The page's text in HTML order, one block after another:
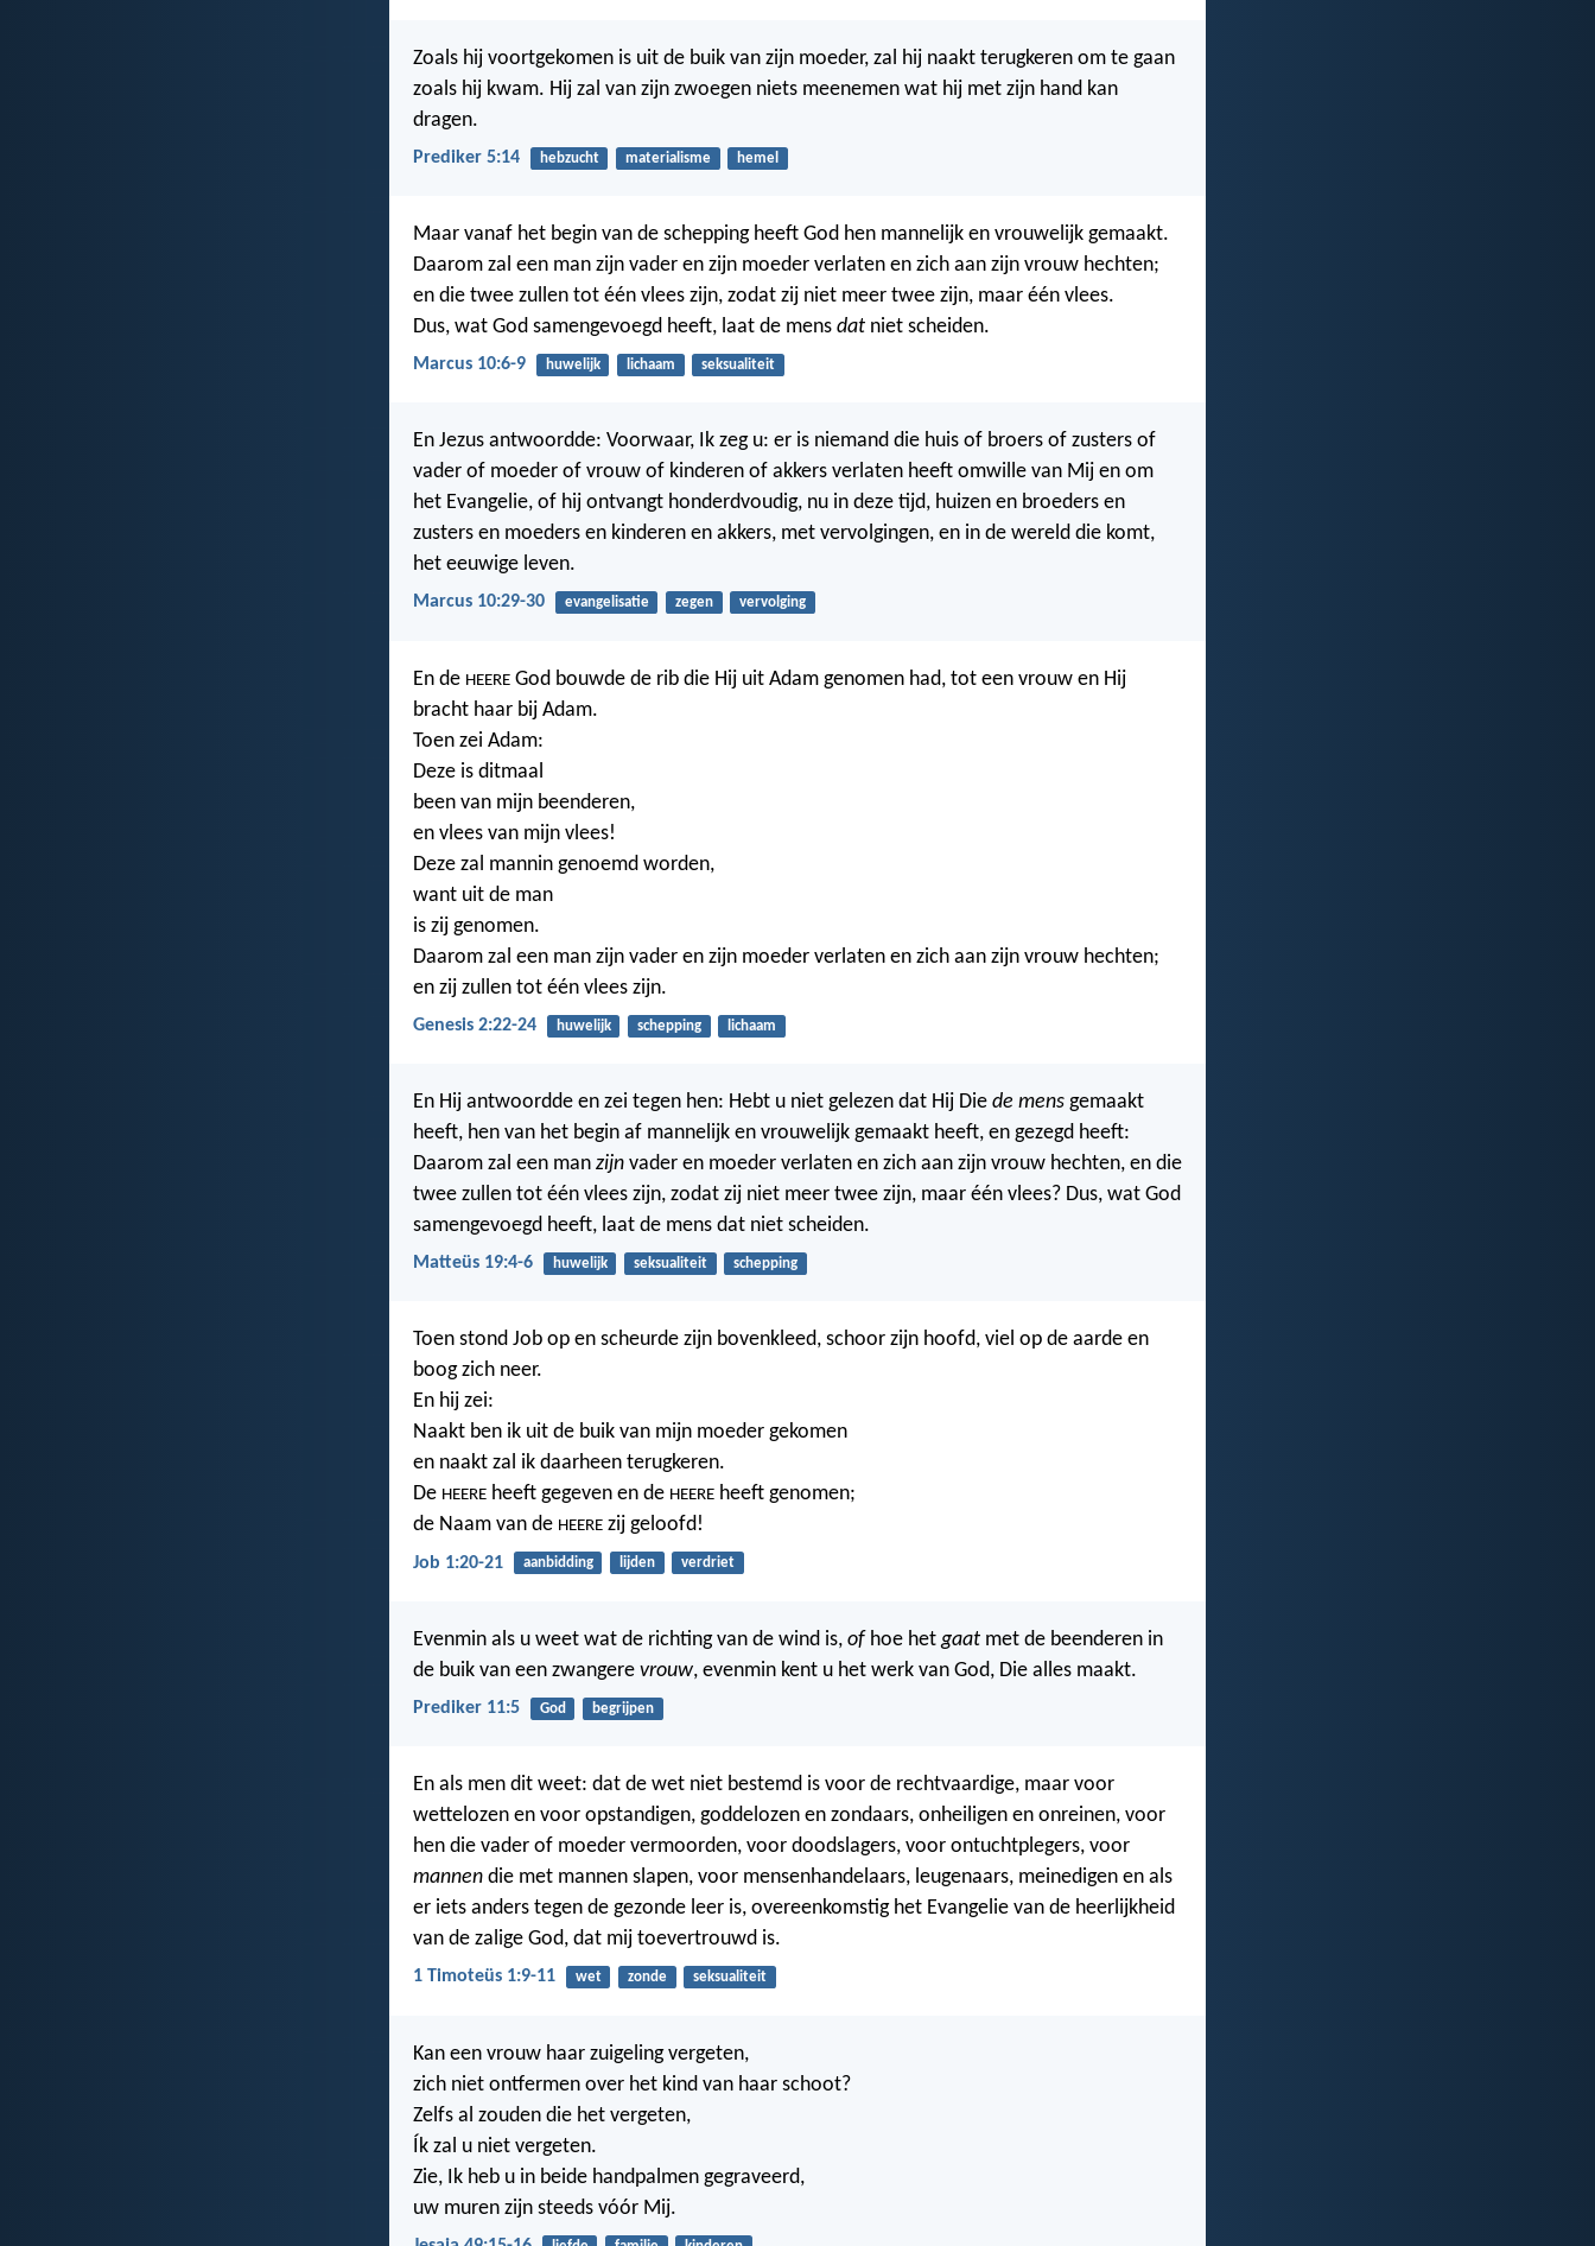
Zoals hij voortgekomen is uit de buik van zijn moeder, zal hij naakt terugkeren om te gaan
zoals hij kwam. Hij zal van zijn zwoegen niets meenemen wat hij met zijn hand kan
dragen.
Prediker 5:14 hebzucht materialisme hemel
Maar vanaf het begin van de schepping heeft God hen mannelijk en vrouwelijk gemaakt.
Daarom zal een man zijn vader en zijn moeder verlaten en zich aan zijn vrouw hechten;
en die twee zullen tot één vlees zijn, zodat zij niet meer twee zijn, maar één vlees.
Dus, wat God samengevoegd heeft, laat de mens dat niet scheiden.
Marcus 10:6-9 huwelijk lichaam seksualiteit
En Jezus antwoordde: Voorwaar, Ik zeg u: er is niemand die huis of broers of zusters of
vader of moeder of vrouw of kinderen of akkers verlaten heeft omwille van Mij en om
het Evangelie, of hij ontvangt honderdvoudig, nu in deze tijd, huizen en broeders en
zusters en moeders en kinderen en akkers, met vervolgingen, en in de wereld die komt,
het eeuwige leven.
Marcus 10:29-30 evangelisatie zegen vervolging
En de HEERE God bouwde de rib die Hij uit Adam genomen had, tot een vrouw en Hij
bracht haar bij Adam.
Toen zei Adam:
Deze is ditmaal
been van mijn beenderen,
en vlees van mijn vlees!
Deze zal mannin genoemd worden,
want uit de man
is zij genomen.
Daarom zal een man zijn vader en zijn moeder verlaten en zich aan zijn vrouw hechten;
en zij zullen tot één vlees zijn.
Genesis 2:22-24 huwelijk schepping lichaam
En Hij antwoordde en zei tegen hen: Hebt u niet gelezen dat Hij Die de mens gemaakt
heeft, hen van het begin af mannelijk en vrouwelijk gemaakt heeft, en gezegd heeft:
Daarom zal een man zijn vader en moeder verlaten en zich aan zijn vrouw hechten, en die
twee zullen tot één vlees zijn, zodat zij niet meer twee zijn, maar één vlees? Dus, wat God
samengevoegd heeft, laat de mens dat niet scheiden.
Matteüs 19:4-6 huwelijk seksualiteit schepping
Toen stond Job op en scheurde zijn bovenkleed, schoor zijn hoofd, viel op de aarde en
boog zich neer.
En hij zei:
Naakt ben ik uit de buik van mijn moeder gekomen
en naakt zal ik daarheen terugkeren.
De HEERE heeft gegeven en de HEERE heeft genomen;
de Naam van de HEERE zij geloofd!
Job 1:20-21 aanbidding lijden verdriet
Evenmin als u weet wat de richting van de wind is, of hoe hetgaat met de beenderen in
de buik van een zwangere vrouw, evenmin kent u het werk van God, Die alles maakt.
Prediker 11:5 God begrijpen
En als men dit weet: dat de wet niet bestemd is voor de rechtvaardige, maar voor
wettelozen en voor opstandigen, goddelozen en zondaars, onheiligen en onreinen, voor
hen die vader of moeder vermoorden, voor doodslagers, voor ontuchtplegers, voor
mannen die met mannen slapen, voor mensenhandelaars, leugenaars, meinedigen en als
er iets anders tegen de gezonde leer is, overeenkomstig het Evangelie van de heerlijkheid
van de zalige God, dat mij toevertrouwd is.
1 Timoteüs 1:9-11 wet zonde seksualiteit
Kan een vrouw haar zuigeling vergeten,
zich niet ontfermen over het kind van haar schoot?
Zelfs al zouden die het vergeten,
Ík zal u niet vergeten.
Zie, Ik heb u in beide handpalmen gegraveerd,
uw muren zijn steeds vóór Mij.